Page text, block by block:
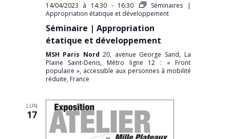
14/04/2023 à 14:30- 16:30
Séminaires |
Appropriation étatique et développement
Séminaire | Appropriation
étatique et développement
MSH Paris Nord20, avenue George Sand, La
Plaine Saint-Denis, Métro ligne 12 : « Front
populaire », accessible aux personnes à mobilité
réduite, France
LUN
17